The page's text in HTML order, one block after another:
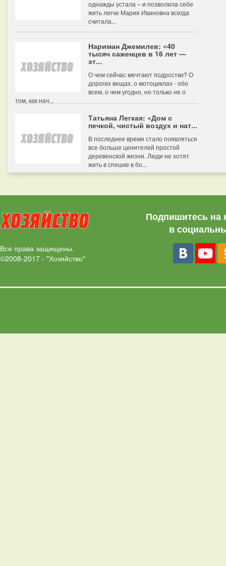
однажды устала – и позволила себе
жить легче Мария Ивановна всегда
считала...
Нариман Джемилев: «40
тысяч саженцев в 16 лет —
эт...
О чем сейчас мечтают подростки? О
дорогих вещах, о мотоциклах - обо
всем, о чем угодно, но только не о
том, как нач...
Татьяна Легкая: «Дом с
печкой, чистый воздух и нат...
В последнее время стало появляться
все больше ценителей простой
деревенской жизни. Люди не хотят
жить в спешке в бо...
Все права защищены.
©2008-2017 - "Хозяйство"
Подпишитесь на
в